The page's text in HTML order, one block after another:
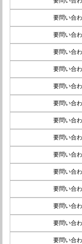
要問い合
要問い合
要問い合
要問い合
要問い合
要問い合
要問い合
要問い合
要問い合
要問い合
要問い合
要問い合
要問い合
要問い合